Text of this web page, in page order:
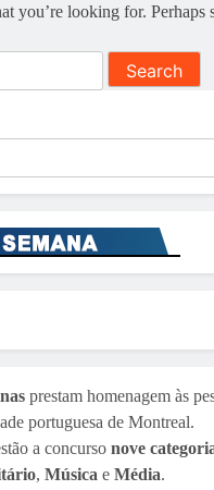
you’re looking for. Perhaps
prestam homenagem às
portuguesa de Montreal.
a concurso nove
, Música e Média.